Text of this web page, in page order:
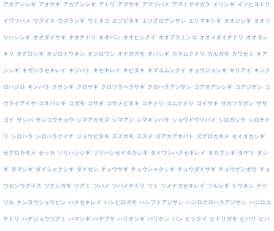
アオアシシギ アオサギ アカアシシギ アトリ アマサギ アマツバメ アマミヤマガラ イソシギ イソヒヨドリ
イワツバメ ウグイス ウズラシギ ウミネコ エゾビタキ エリグロアジサシ エリマキシギ オオジシギ オオソ
リハシシギ オオダイサギ オオチドリ オオバン オオヒシクイ オオフラミンゴ オオメダイチドリ オオヨシ
キリ オグロシギ オジロトウネン オジロワシ オナガガモ オバシギ カラムクドリ カルガモ カワセミ キア
シシギ キガシラセキレイ キジバト キセキレイ キビタキ キマユムシクイ キョウジョシギ キリアイ キンク
ロハジロ キンパラ クサシギ クロサギ クロツラヘラサギ クロハラアジサシ コアオアシシギ コアジサシ コ
ウライアイサ コオバシギ コガモ コサギ コサメビタキ コチドリ コムクドリ ゴイサギ サカツラガン ササ
ゴイ サシバ サンコウチョウ シマアカモズ シマアジ シマキンパラ ショウドウツバメ シロガシラ シロチド
リ シロハラ シロハラクイナ ジョウビタキ スズガモ スズメ ズアカアオバト ズグロカモメ セイタカシギ
セグロカモメ セッカ ソリハシシギ ソリハシセイタカシギ タイワンハクセキレイ タカブシギ タゲリ タシ
ギ タマシギ ダイシャクシギ ダイゼン チュウサギ チュウシャクシギ チュウダイサギ チョウゲンボウ チョ
ウセンウグイス ツクシガモ ツグミ ツバメ ツバメチドリ ツミ ツメナガセキレイ ツルシギ トウネン ナベ
ヅル ナンヨウショウビン ハクセキレイ ハシビロガモ ハシブトアジサシ ハジロクロハラアジサシ ハジロコ
チドリ ハチジョウツグミ ハマシギ ハヤブサ ハリオシギ バリケン バン ヒシクイ ヒドリガモ ヒバリ ヒバ